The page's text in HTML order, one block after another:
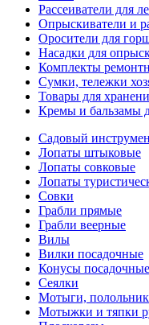
Рассеиватели для
Опрыскиватели и
Оросители для
Насадки для
Комплекты
Сумки, тележки
Товары для
Кремы и бальзамы
Садовый
Лопаты штыковые
Лопаты совковые
Лопаты
Совки
Грабли прямые
Грабли веерные
Вилы
Вилки посадочные
Конусы
Сеялки
Мотыги,
Мотыжки и тяпки